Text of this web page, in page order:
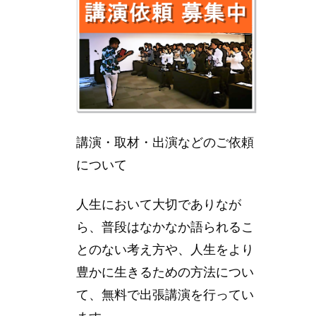
講演・取材・出演などのご依頼
について
人生において大切でありなが
ら、普段はなかなか語られるこ
とのない考え方や、人生をより
豊かに生きるための方法につい
て、無料で出張講演を行ってい